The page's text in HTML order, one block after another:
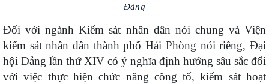
Đảng
Đối với ngành Kiểm sát nhân dân nói chung và Viện
kiểm sát nhân dân thành phố Hải Phòng nói riêng, Đại
hội Đảng lần thứ XIV có ý nghĩa định hướng sâu sắc đối
với việc thực hiện chức năng công tố, kiểm sát hoạt